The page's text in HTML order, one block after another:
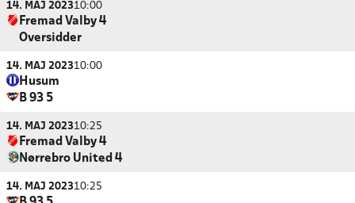
14. MAJ 202310:00
Fremad Valby 4
Oversidder
14. MAJ 202310:00
Husum
B 93 5
14. MAJ 202310:25
Fremad Valby 4
Nørrebro United 4
14. MAJ 202310:25